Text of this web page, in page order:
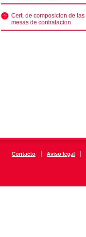
Cert. de composicion de las
mesas de contratacion
Contacto | Aviso legal |